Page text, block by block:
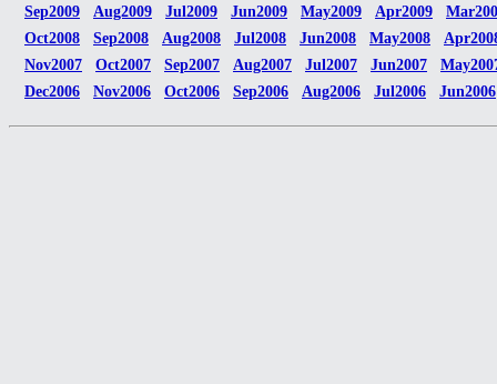
Sep2009
Aug2009 Jul2009 Jun2009 May2009 Apr2009
Oct2008
Sep2008 Aug2008 Jul2008 Jun2008 May2008
Nov2007
Oct2007 Sep2007 Aug2007 Jul2007 Jun2007
Dec2006
Nov2006 Oct2006 Sep2006 Aug2006 Jul2006 Jun2006